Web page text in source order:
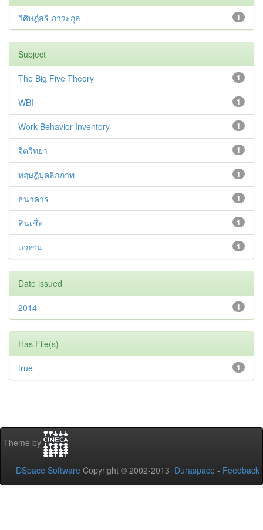
1
วิศิษฎ์สรี ภาวะกุล
Subject
1
The Big Five Theory
1
WBI
1
Work Behavior Inventory
1
จิตวิทยา
1
ทฤษฎีบุคลิกภาพ
1
ธนาคาร
1
สินเชื่อ
1
เอกชน
Date issued
1
2014
Has File(s)
1
true
Theme by
DSpace Software Copyright © 2002-2013 Duraspace - Feedback